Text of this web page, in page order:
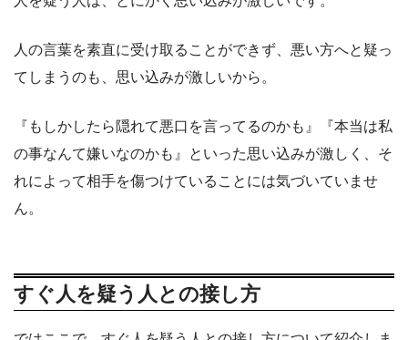
人の言葉を素直に受け取ることができず、悪い方へと疑っ
てしまうのも、思い込みが激しいから。
『もしかしたら隠れて悪口を言ってるのかも』『本当は私
の事なんて嫌いなのかも』といった思い込みが激しく、そ
れによって相手を傷つけていることには気づいていませ
ん。
すぐ人を疑う人との接し方